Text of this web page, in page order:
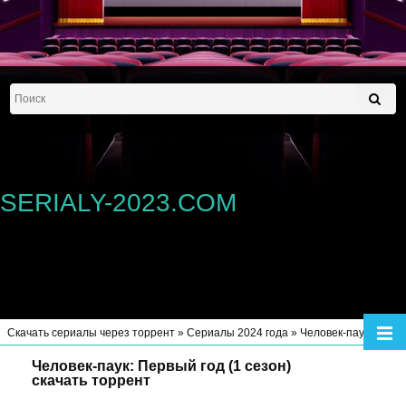
SERIALY-2023.COM
Скачать сериалы через торрент » Сериалы 2024 года » Человек-паук: Первый год (1 сезон)
Человек-паук: Первый год (1 сезон)
скачать торрент